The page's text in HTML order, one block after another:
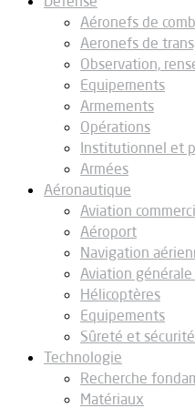
Aéronefs de
Aeronefs de
Observation,
Equipements
Armements
Opérations
Institutionnel et
Armées
Aéronautique
Aviation
Aéroport
Navigation
Aviation générale
Hélicoptères
Equipements
Sûreté et sécurité
Technologie
Recherche
Matériaux